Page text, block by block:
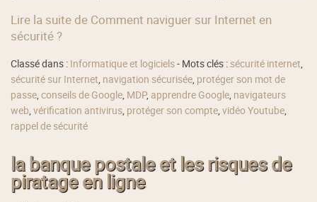
Lire la suite de Comment naviguer sur Internet en
sécurité ?
Classé dans : Informatique et logiciels- Mots clés : sécurité internet,
sécurité sur Internet, navigation sécurisée, protéger son mot de
passe,conseils de Google, MDP, apprendre Google, navigateurs
web,vérification antivirus, protéger son compte,vidéo Youtube,
rappel de sécurité
la banque postale et les risques de
piratage en ligne